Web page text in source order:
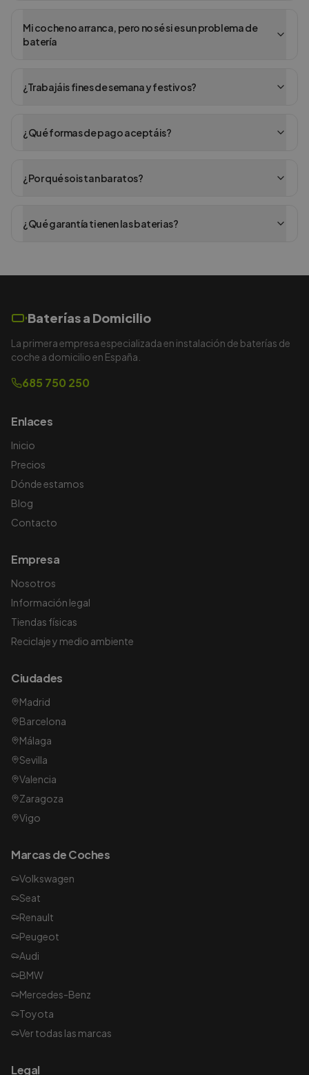
Mi coche no arranca, pero no sé si es un problema de
batería
¿Trabajáis fines de semana y festivos?
¿Qué formas de pago aceptáis?
¿Por qué sois tan baratos?
¿Qué garantía tienen las baterias?
Baterías a Domicilio
La primera empresa especializada en instalación de baterías de
coche a domicilio en España.
685 750 250
Enlaces
Inicio
Precios
Dónde estamos
Blog
Contacto
Empresa
Nosotros
Información legal
Tiendas físicas
Reciclaje y medio ambiente
Ciudades
Madrid
Barcelona
Málaga
Sevilla
Valencia
Zaragoza
Vigo
Marcas de Coches
Volkswagen
Seat
Renault
Peugeot
Audi
BMW
Mercedes-Benz
Toyota
Ver todas las marcas
Legal